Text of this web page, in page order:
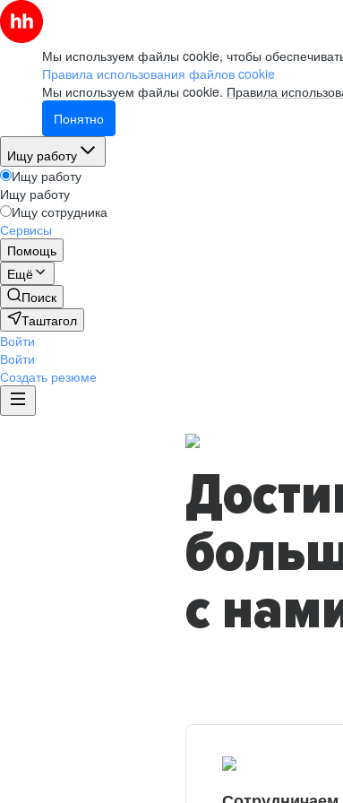
Мы используем файлы cookie, чтобы
Правила использования файлов cookie
Мы используем файлы cookie. Правила
Понятно
Ищу работу
Ищу работу
Ищу работу
Ищу сотрудника
Сервисы
Помощь
Ещё
Поиск
Таштагол
Войти
Войти
Создать резюме
с